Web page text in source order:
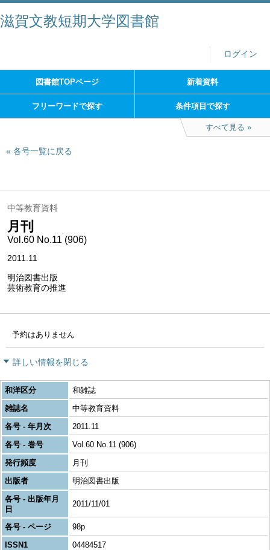
滋賀文教短期大学図書館
ログイン
図書館TOPページ 新着資料
フリーワードで探す 条件項目で探す
すべて見る
各号一覧に戻る
中等教育資料
月刊
Vol.60 No.11 (906)
2011.11
明治図書出版
芸術教育の推進
予約はありません
詳しい情報を閉じる
和洋区分
和雑誌
雑誌名
中等教育資料
各号 - 年月次
2011.11
各号 - 巻号
Vol.60 No.11 (906)
発行頻度
月刊
出版者
明治図書出版
各号 - 出版年月
日
2011/11/01
各号 - ページ
98p
ISSN1
04484517